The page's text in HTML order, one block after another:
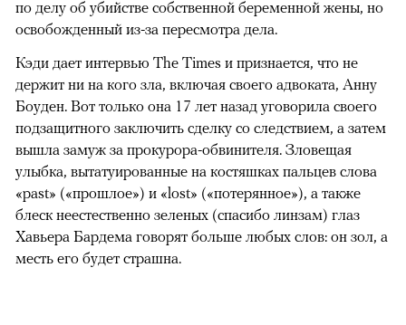
день семейного празднования Дня независимости США
с удивлением обнаруживают уложенных в рядочек
связано с тем, что накануне из тюрьмы вышел Макс
Кэди (Хавьер Бардем), отсидевший 17 лет за решеткой
по делу об убийстве собственной беременной жены, но
освобожденный из-за пересмотра дела.
Кэди дает интервью The Times и признается, что не
держит ни на кого зла, включая своего адвоката, Анну
Боуден. Вот только она 17 лет назад уговорила своего
подзащитного заключить сделку со следствием, а затем
вышла замуж за прокурора-обвинителя. Зловещая